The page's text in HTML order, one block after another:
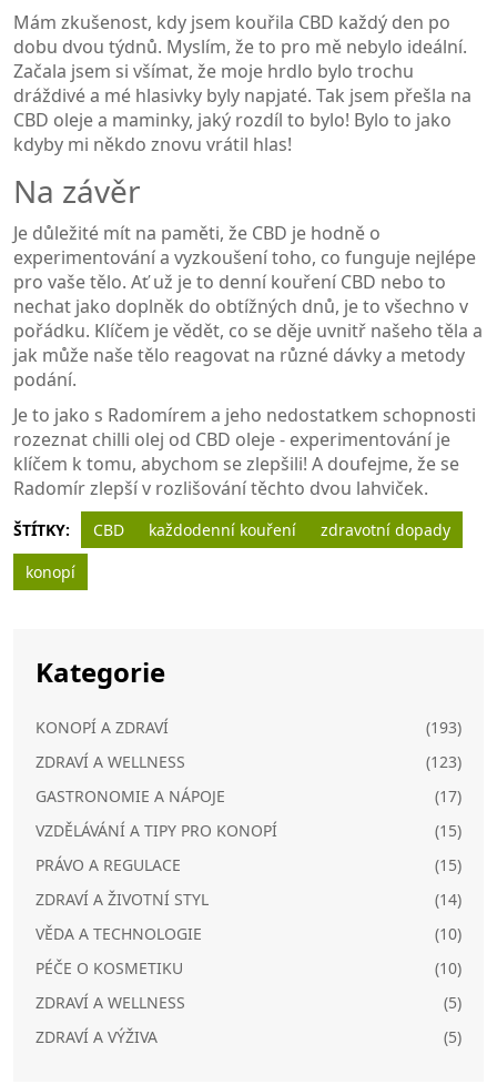
Mám zkušenost, kdy jsem kouřila CBD každý den po
dobu dvou týdnů. Myslím, že to pro mě nebylo ideální.
Začala jsem si všímat, že moje hrdlo bylo trochu
dráždivé a mé hlasivky byly napjaté. Tak jsem přešla na
CBD oleje a maminky, jaký rozdíl to bylo! Bylo to jako
kdyby mi někdo znovu vrátil hlas!
Na závěr
Je důležité mít na paměti, že CBD je hodně o
experimentování a vyzkoušení toho, co funguje nejlépe
pro vaše tělo. Ať už je to denní kouření CBD nebo to
nechat jako doplněk do obtížných dnů, je to všechno v
pořádku. Klíčem je vědět, co se děje uvnitř našeho těla a
jak může naše tělo reagovat na různé dávky a metody
podání.
Je to jako s Radomírem a jeho nedostatkem schopnosti
rozeznat chilli olej od CBD oleje - experimentování je
klíčem k tomu, abychom se zlepšili! A doufejme, že se
Radomír zlepší v rozlišování těchto dvou lahviček.
ŠTÍTKY: CBD každodenní kouření
zdravotní dopady
konopí
Kategorie
KONOPÍ A ZDRAVÍ
(193)
ZDRAVÍ A WELLNESS
(123)
GASTRONOMIE A NÁPOJE
(17)
VZDĚLÁVÁNÍ A TIPY PRO KONOPÍ
(15)
PRÁVO A REGULACE
(15)
ZDRAVÍ A ŽIVOTNÍ STYL
(14)
VĚDA A TECHNOLOGIE
(10)
PÉČE O KOSMETIKU
(10)
ZDRAVÍ A WELLNESS
(5)
ZDRAVÍ A VÝŽIVA
(5)